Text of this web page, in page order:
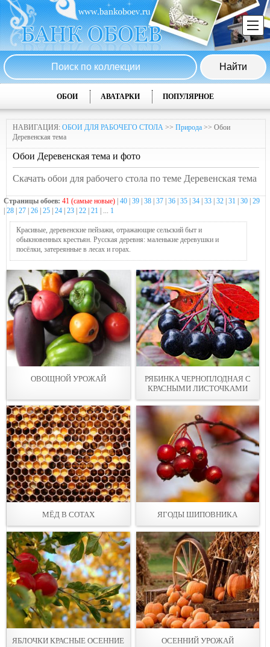
ОБОИ АВАТАРКИ ПОПУЛЯРНОЕ
НАВИГАЦИЯ: ОБОИ ДЛЯ РАБОЧЕГО СТОЛА >> Природа >> Обои
Деревенская тема
Обои Деревенская тема и фото
Скачать обои для рабочего стола по теме Деревенская тема
Страницы обоев: 41 (самые новые) 40 39 38 37 36 35 34 33 32 31 30 29
|28 27 26 25 24 23 22 21 | ... 1
Красивые, деревенские пейзажи, отражающие сельский быт и
обыкновенных крестьян. Русская деревня: маленькие деревушки и
посёлки, затереянные в лесах и горах.
ОВОЩНОЙ УРОЖАЙ
РЯБИНКА ЧЕРНОПЛОДНАЯ С
КРАСНЫМИ ЛИСТОЧКАМИ
МЁД В СОТАХ ЯГОДЫ ШИПОВНИКА
ЯБЛОЧКИ КРАСНЫЕ ОСЕННИЕ ОСЕННИЙ УРОЖАЙ